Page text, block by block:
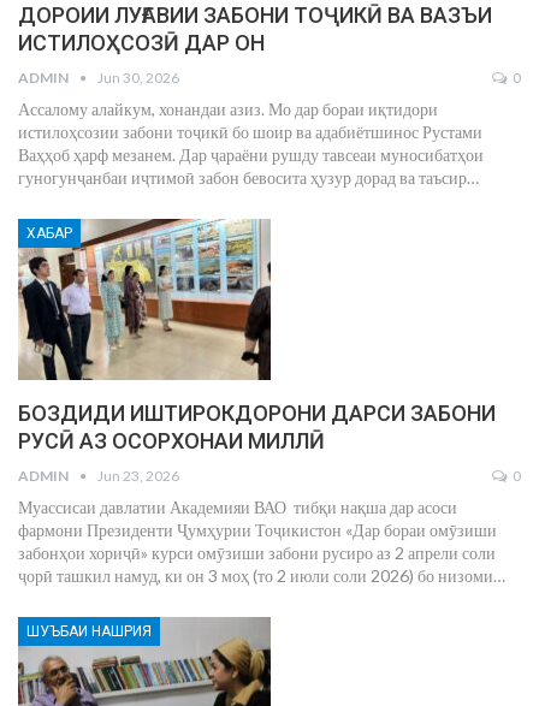
ДОРОИИ ЛУҒАВИИ ЗАБОНИ ТОҶИКӢ ВА ВАЗЪИ
ИСТИЛОҲСОЗӢ ДАР ОН
ADMIN Jun 30, 2026 0
Ассалому алайкум, хонандаи азиз. Мо дар бораи иқтидори
истилоҳсозии забони тоҷикӣ бо шоир ва адабиётшинос Рустами
Ваҳҳоб ҳарф мезанем. Дар ҷараёни рушду тавсеаи муносибатҳои
гуногунҷанбаи иҷтимоӣ забон бевосита ҳузур дорад ва таъсир…
ХАБАР
БОЗДИДИ ИШТИРОКДОРОНИ ДАРСИ ЗАБОНИ
РУСӢ АЗ ОСОРХОНАИ МИЛЛӢ
ADMIN Jun 23, 2026 0
Муассисаи давлатии Академияи ВАО тибқи нақша дар асоси
фармони Президенти Ҷумҳурии Тоҷикистон «Дар бораи омӯзиши
забонҳои хориҷӣ» курси омӯзиши забони русиро аз 2 апрели соли
ҷорӣ ташкил намуд, ки он 3 моҳ (то 2 июли соли 2026) бо низоми…
ШУЪБАИ НАШРИЯ